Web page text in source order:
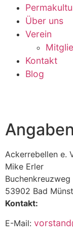
Über uns
Verein
Kontakt
Blog
Ackerrebellen e.
Mike Erler
Buchenkreuzweg
53902 Bad
Kontakt:
E-Mail: